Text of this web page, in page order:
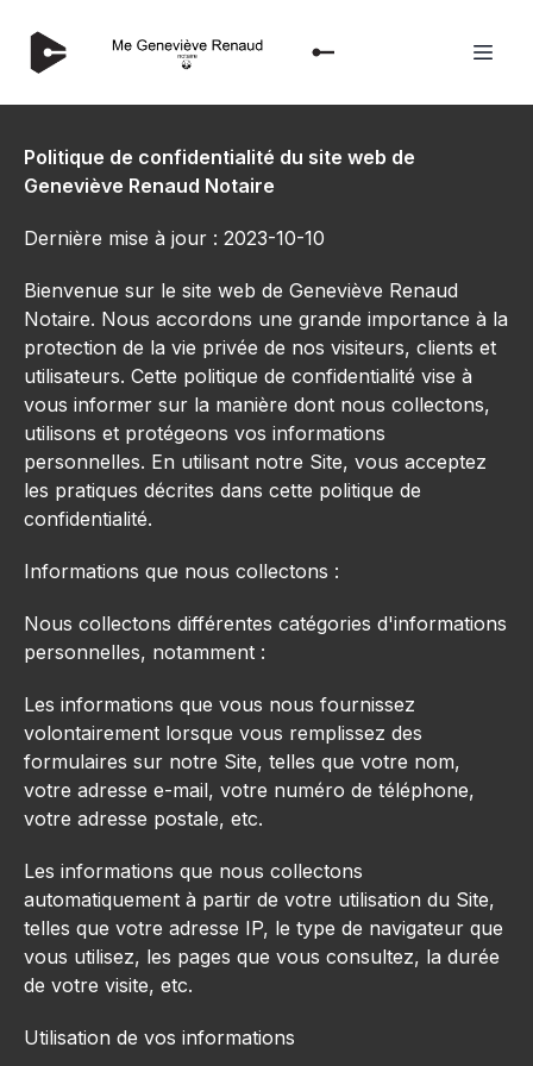
Politique de confidentialité du site web de
Geneviève Renaud Notaire
Dernière mise à jour : 2023-10-10
Bienvenue sur le site web de Geneviève Renaud
Notaire. Nous accordons une grande importance à la
protection de la vie privée de nos visiteurs, clients et
utilisateurs. Cette politique de confidentialité vise à
vous informer sur la manière dont nous collectons,
utilisons et protégeons vos informations
personnelles. En utilisant notre Site, vous acceptez
les pratiques décrites dans cette politique de
confidentialité.
Informations que nous collectons :
Nous collectons différentes catégories d'informations
personnelles, notamment :
Les informations que vous nous fournissez
volontairement lorsque vous remplissez des
formulaires sur notre Site, telles que votre nom,
votre adresse e-mail, votre numéro de téléphone,
votre adresse postale, etc.
Les informations que nous collectons
automatiquement à partir de votre utilisation du Site,
telles que votre adresse IP, le type de navigateur que
vous utilisez, les pages que vous consultez, la durée
de votre visite, etc.
Utilisation de vos informations